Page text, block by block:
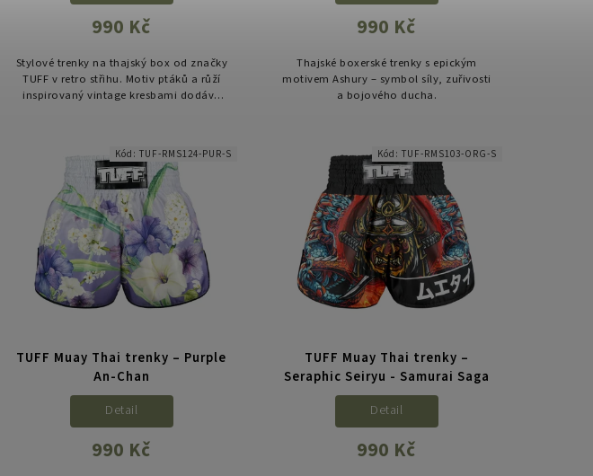
990 Kč
Stylové trenky na thajský box od značky
TUFF v retro střihu. Motiv ptáků a růží
inspirovaný vintage kresbami dodává
990 Kč
Thajské boxerské trenky s epickým
motivem Ashury – symbol síly, zuřivosti
a bojového ducha.
TUFF Muay Thai trenky – Purple
An-Chan
990 Kč
Detail
Kód:TUF-RMS124-PUR-S
TUFF Muay Thai trenky –
Seraphic Seiryu - Samurai Saga
990 Kč
Detail
Kód:TUF-RMS103-ORG-S